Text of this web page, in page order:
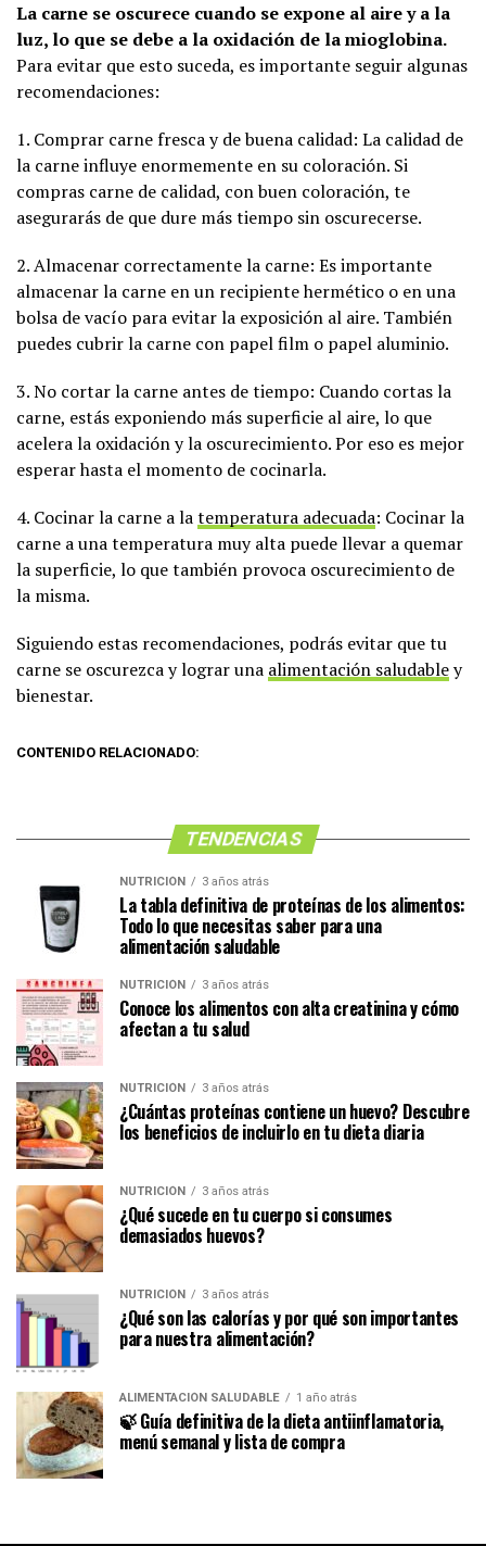
La carne se oscurece cuando se expone al aire y a la
luz, lo que se debe a la oxidación de la mioglobina.
Para evitar que esto suceda, es importante seguir algunas
recomendaciones:
1. Comprar carne fresca y de buena calidad: La calidad de
la carne influye enormemente en su coloración. Si
compras carne de calidad, con buen coloración, te
asegurarás de que dure más tiempo sin oscurecerse.
2. Almacenar correctamente la carne: Es importante
almacenar la carne en un recipiente hermético o en una
bolsa de vacío para evitar la exposición al aire. También
puedes cubrir la carne con papel film o papel aluminio.
3. No cortar la carne antes de tiempo: Cuando cortas la
carne, estás exponiendo más superficie al aire, lo que
acelera la oxidación y la oscurecimiento. Por eso es mejor
esperar hasta el momento de cocinarla.
4. Cocinar la carne a latemperatura adecuada: Cocinar la
carne a una temperatura muy alta puede llevar a quemar
la superficie, lo que también provoca oscurecimiento de
la misma.
Siguiendo estas recomendaciones, podrás evitar que tu
carne se oscurezca y lograr una alimentación saludabley
bienestar.
CONTENIDO RELACIONADO:
TENDENCIAS
NUTRICIÓN 3 años atrás
La tabla definitiva de proteínas de los alimentos:
Todo lo que necesitas saber para una
alimentación saludable
NUTRICIÓN 3 años atrás
Conoce los alimentos con alta creatinina y cómo
afectan a tu salud
NUTRICIÓN 3 años atrás
¿Cuántas proteínas contiene un huevo? Descubre
los beneficios de incluirlo en tu dieta diaria
NUTRICIÓN 3 años atrás
¿Qué sucede en tu cuerpo si consumes
demasiados huevos?
NUTRICIÓN 3 años atrás
¿Qué son las calorías y por qué son importantes
para nuestra alimentación?
ALIMENTACIÓN SALUDABLE 1 año atrás
🍃 Guía definitiva de la dieta antiinflamatoria,
menú semanal y lista de compra